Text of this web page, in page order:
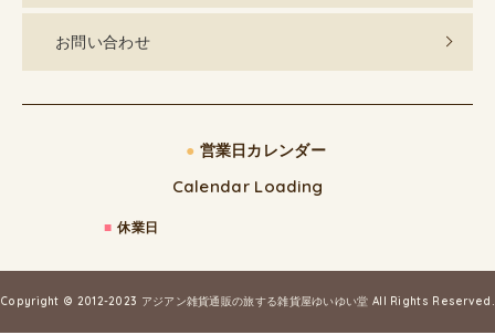
お問い合わせ
● 営業日カレンダー
Calendar Loading
■ 休業日
Copyright © 2012-2023 アジアン雑貨通販の旅する雑貨屋ゆいゆい堂 All Rights Reserved.